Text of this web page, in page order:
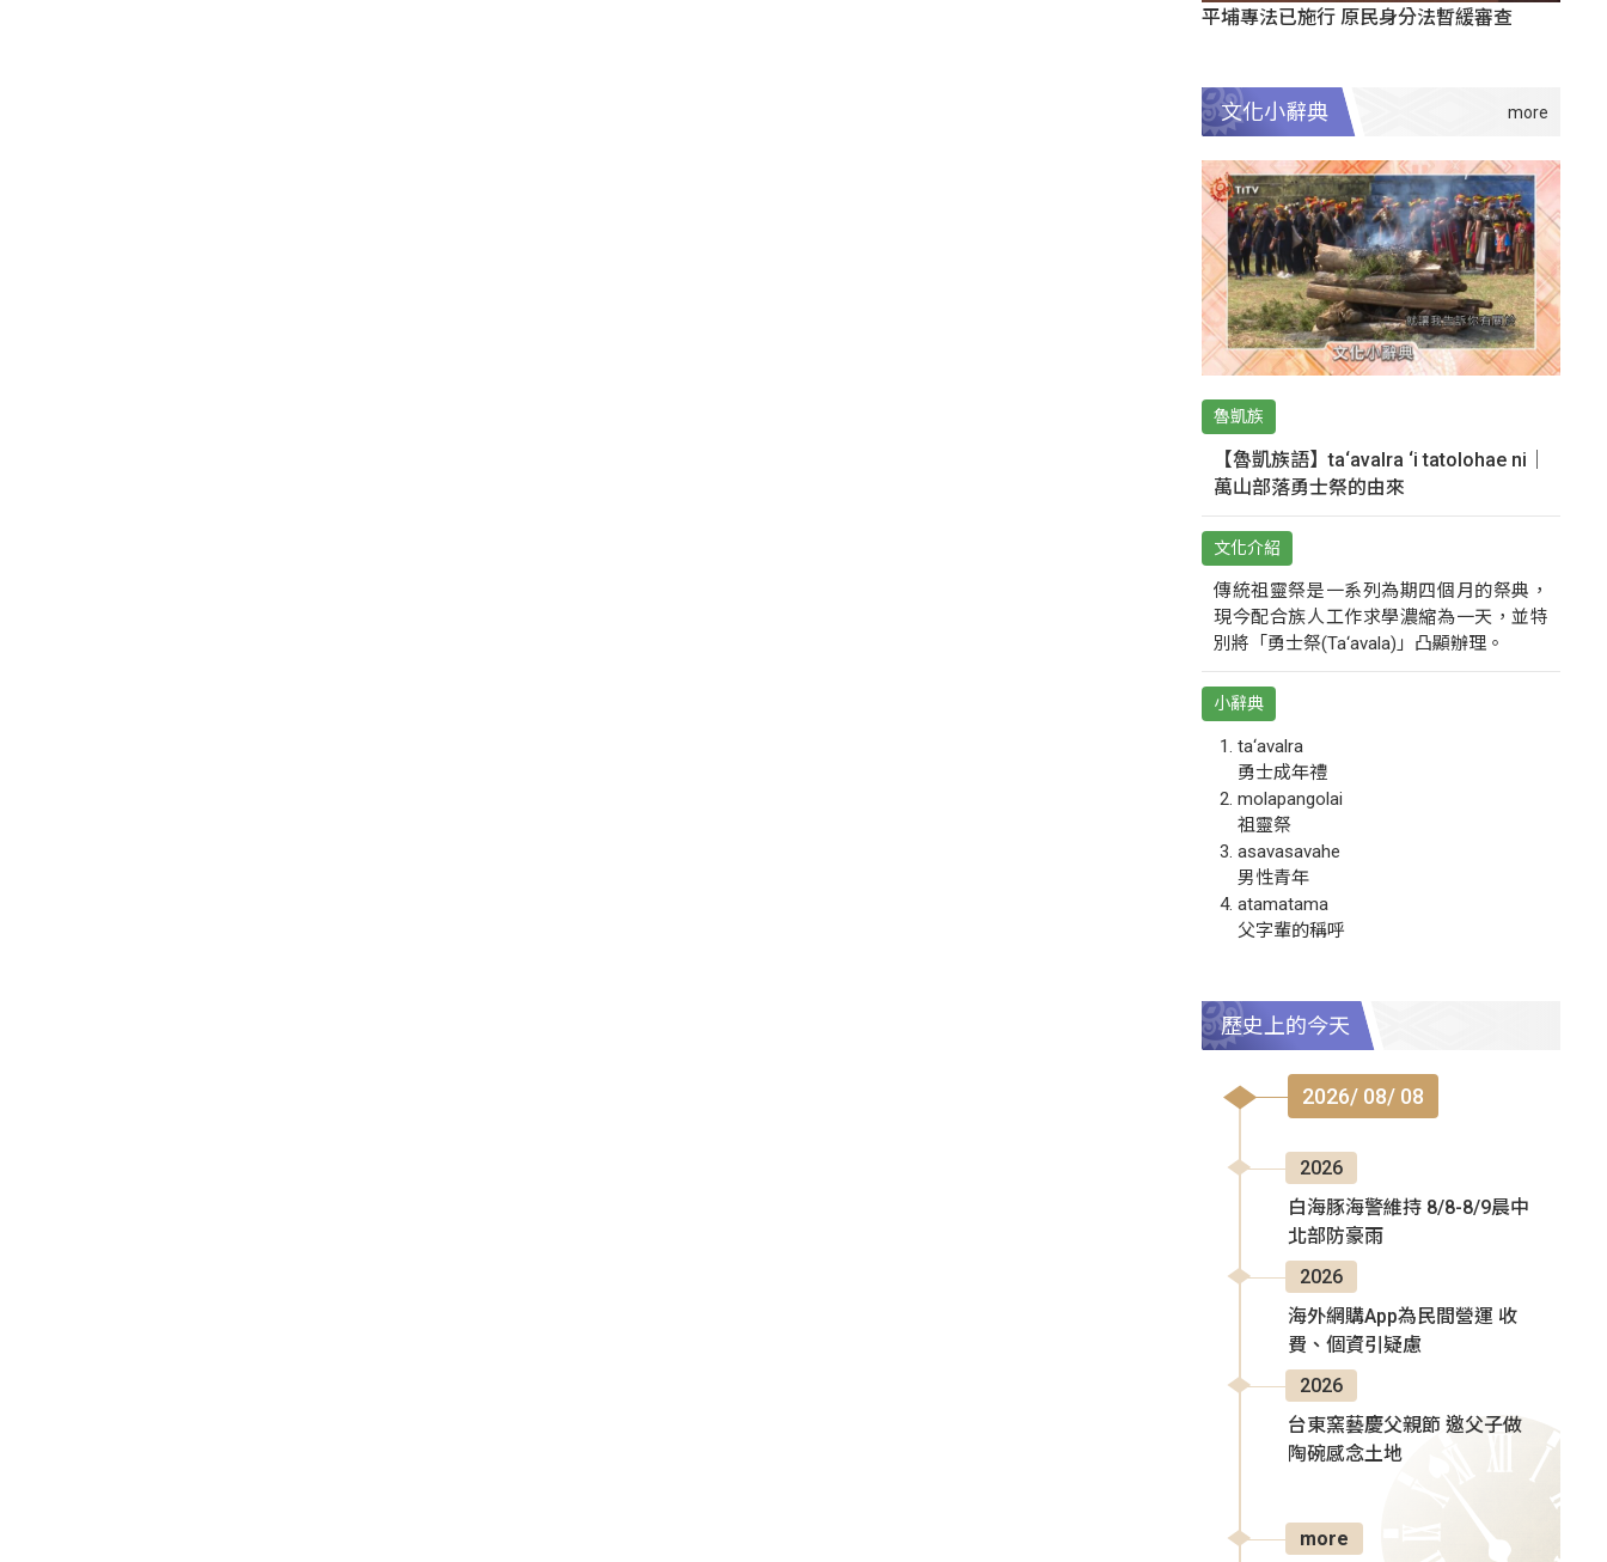
平埔專法已施行 原民身分法暫緩審查
文化小辭典
魯凱族
【魯凱族語】ta‘avalra ‘i tatolohae ni｜
萬山部落勇士祭的由來
文化介紹
傳統祖靈祭是一系列為期四個月的祭典，
現今配合族人工作求學濃縮為一天，並特
別將「勇士祭(Ta‘avala)」凸顯辦理。
小辭典
ta‘avalra
勇士成年禮
molapangolai
祖靈祭
asavasavahe
男性青年
atamatama
父字輩的稱呼
歷史上的今天
2026/ 08/ 08
2026
白海豚海警維持 8/8-8/9晨中
北部防豪雨
2026
海外網購App為民間營運 收
費、個資引疑慮
2026
台東窯藝慶父親節 邀父子做
陶碗感念土地
more